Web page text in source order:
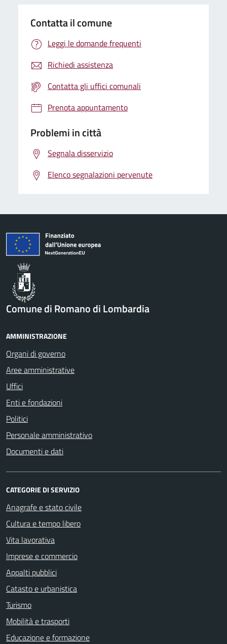
Contatta il comune
Leggi le domande frequenti
Richiedi assistenza
Contatta gli uffici comunali
Prenota appuntamento
Problemi in città
Segnala disservizio
Elenco segnalazioni pervenute
Comune di Romano di Lombardia
AMMINISTRAZIONE
Organi di governo
Aree amministrative
Uffici
Enti e fondazioni
Politici
Personale amministrativo
Documenti e dati
CATEGORIE DI SERVIZIO
Anagrafe e stato civile
Cultura e tempo libero
Vita lavorativa
Imprese e commercio
Appalti pubblici
Catasto e urbanistica
Turismo
Mobilità e trasporti
Educazione e formazione